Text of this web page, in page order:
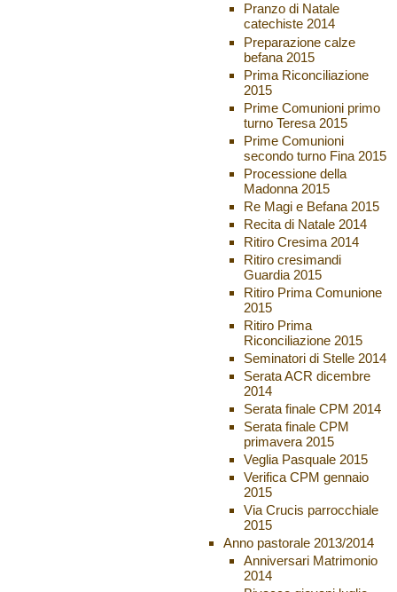
Pranzo di Natale
catechiste 2014
Preparazione calze
befana 2015
Prima Riconciliazione
2015
Prime Comunioni primo
turno Teresa 2015
Prime Comunioni
secondo turno Fina 2015
Processione della
Madonna 2015
Re Magi e Befana 2015
Recita di Natale 2014
Ritiro Cresima 2014
Ritiro cresimandi
Guardia 2015
Ritiro Prima Comunione
2015
Ritiro Prima
Riconciliazione 2015
Seminatori di Stelle 2014
Serata ACR dicembre
2014
Serata finale CPM 2014
Serata finale CPM
primavera 2015
Veglia Pasquale 2015
Verifica CPM gennaio
2015
Via Crucis parrocchiale
2015
Anno pastorale 2013/2014
Anniversari Matrimonio
2014